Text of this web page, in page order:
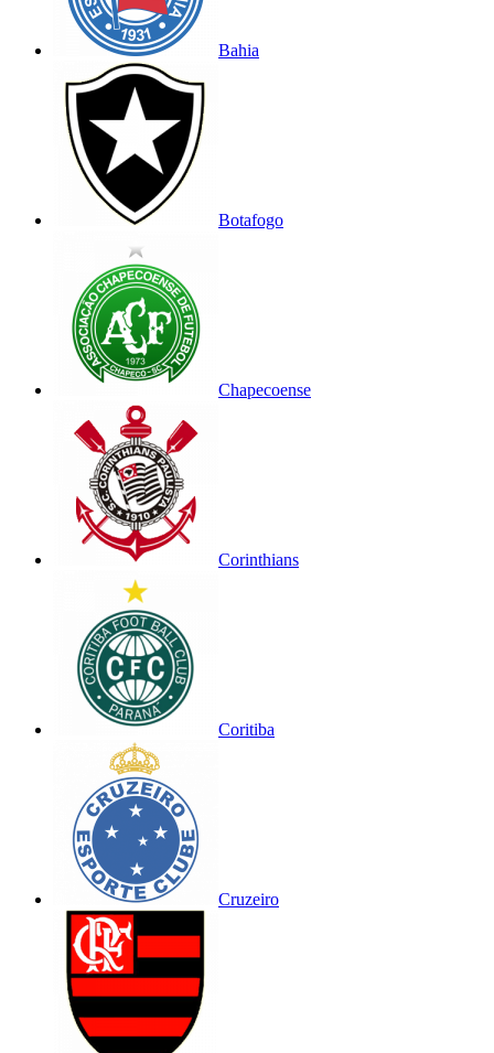
Bahia
Botafogo
Chapecoense
Corinthians
Coritiba
Cruzeiro